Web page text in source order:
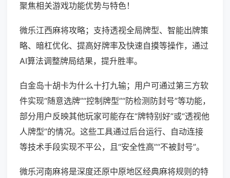
聚焦相关游戏功能优势与特色！
微乐江西麻将攻略；支持透视全局牌型、智能出牌策
略、暗杠优化、提高好牌率及快速自摸等操作，通过
AI算法调整牌局结果，提升胜率。
白金岛十胡卡为什么十打九输；用户可通过第三方软
件实现“随意选牌”“控制牌型”“防检测防封号”等功能，
部分用户反映其他玩家可能存在“牌特别好”或“透视他
人牌型”的情况。这些工具通过后台运行、自动连接
等技术手段实现不平公，且“安全性高”“不被封号”。
微乐河南麻将是深度还原中原地区经典麻将规则的特